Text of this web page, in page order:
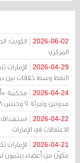
2026-06-02
الكويت:
المركزي
2026-04-29
النفط وسط خلافات بين
2026-04-24
مدونين وتبرئة 9 وحبس 18 متهماً بالتعاطف مع إيران
2026-04-22
استهداف
الاعتقالات في الإمارات
2026-04-21
مكوّن من أعضاء ينتمون